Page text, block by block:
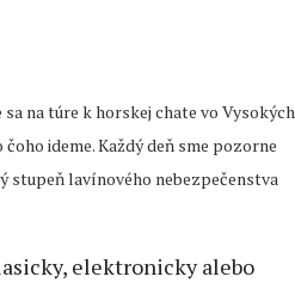
na túre k horskej chate vo Vysokých
ideme. Každý deň sme pozorne
stupeň lavínového nebezpečenstva
elektronicky alebo